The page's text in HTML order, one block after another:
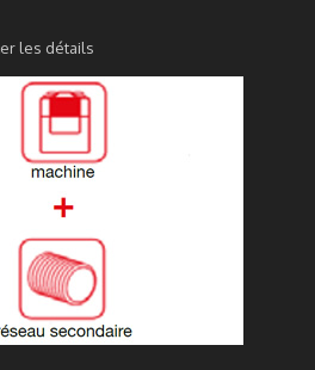
les détails